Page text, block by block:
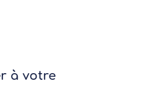
à votre